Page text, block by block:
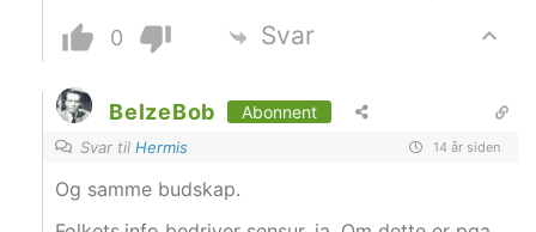
0 Svar
BelzeBob Abonnent
Svar tilHermis 14 år siden
Og samme budskap.